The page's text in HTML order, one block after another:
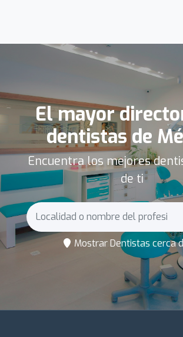
El mayor
dentistas de
Encuentra los mejores
de ti
Mostrar Dentistas cerca